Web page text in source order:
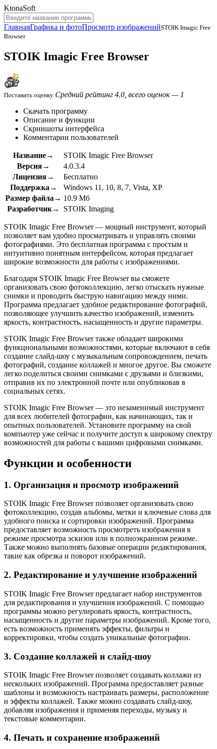
KtonaSoft
ГлавнаяГрафика и фотоПросмотр изображенийSTOIK Imagic Free
Browser
STOIK Imagic Free Browser
Поставить оценку Средний рейтинг 4.0, всего оценок — 1
Скачать программу
Описание и функции
Скриншоты интерфейса
Комментарии пользователей
Название→
STOIK Imagic Free Browser
Версия→
4.0.3.4
Лицензия→
Бесплатно
Поддержка→
Windows 11, 10, 8, 7, Vista, XP
Размер файла→ 10.9 Мб
Разработчик→
STOIK Imaging
STOIK Imagic Free Browser — мощный инструмент, который
позволяет вам удобно просматривать и управлять своими
фотографиями. Это бесплатная программа с простым и
интуитивно понятным интерфейсом, которая предлагает
широкие возможности для работы с изображениями.
Благодаря STOIK Imagic Free Browser вы сможете
организовать свою фотоколлекцию, легко отыскать нужные
снимки и проводить быструю навигацию между ними.
Программа предлагает удобное редактирование фотографий,
позволяющее улучшить качество изображений, изменить
яркость, контрастность, насыщенность и другие параметры.
STOIK Imagic Free Browser также обладает широкими
функциональными возможностями, которые включают в себя
создание слайд-шоу с музыкальным сопровождением, печать
фотографий, создание коллажей и многое другое. Вы сможете
легко поделиться своими снимками с друзьями и близкими,
отправив их по электронной почте или опубликовав в
социальных сетях.
STOIK Imagic Free Browser — это незаменимый инструмент
для всех любителей фотографии, как начинающих, так и
опытных пользователей. Установите программу на свой
компьютер уже сейчас и получите доступ к широкому спектру
возможностей для работы с вашими цифровыми снимками.
Функции и особенности
1. Организация и просмотр изображений
STOIK Imagic Free Browser позволяет организовать свою
фотоколлекцию, создав альбомы, метки и ключевые слова для
удобного поиска и сортировки изображений. Программа
предоставляет возможность просмотреть изображения в
режиме просмотра эскизов или в полноэкранном режиме.
Также можно выполнять базовые операции редактирования,
такие как обрезка и поворот изображений.
2. Редактирование и улучшение изображений
STOIK Imagic Free Browser предлагает набор инструментов
для редактирования и улучшения изображений. С помощью
программы можно регулировать яркость, контрастность,
насыщенность и другие параметры изображений. Кроме того,
есть возможность применять эффекты, фильтры и
корректировки, чтобы создать уникальные фотографии.
3. Создание коллажей и слайд-шоу
STOIK Imagic Free Browser позволяет создавать коллажи из
нескольких изображений. Программа предоставляет разные
шаблоны и возможность настраивать размеры, расположение
и эффекты коллажей. Также можно создавать слайд-шоу,
добавляя изображения и применяя переходы, музыку и
текстовые комментарии.
4. Печать и сохранение изображений